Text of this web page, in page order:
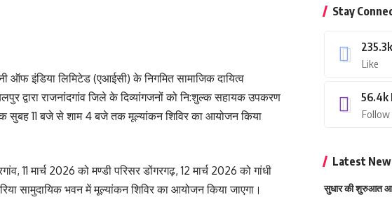
ऑफ इंडिया लिमिटेड (एआईसी) के निगमित सामाजिक दायित्व
द्वारा राजनांदगांव जिले के दिव्यांगजनों को नि:शुल्क सहायक उपकरण
सुबह 11 बजे से शाम 4 बजे तक मूल्यांकन शिविर का आयोजन किया
11 मार्च 2026 को मण्डी परिसर डोंगरगढ़, 12 मार्च 2026 को गांधी
सामुदायिक भवन में मूल्यांकन शिविर का आयोजन किया जाएगा।
Stay
235.3k
Like
56.4k
Follow
Latest
सुधार की शुरुआत